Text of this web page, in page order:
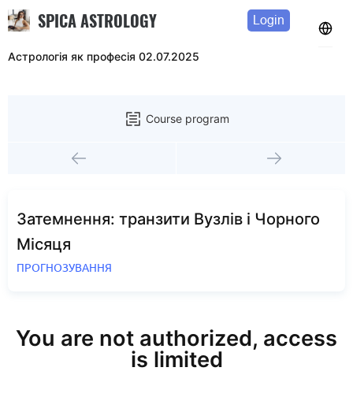
SPICA ASTROLOGY Login
Астрологія як професія 02.07.2025
Course program
Затемнення: транзити Вузлів і Чорного
Місяця
ПРОГНОЗУВАННЯ
You are not authorized, access
is limited